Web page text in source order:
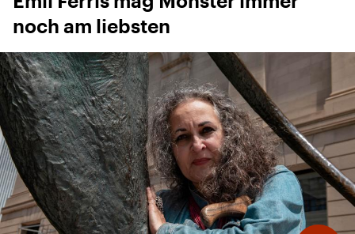
noch am liebsten